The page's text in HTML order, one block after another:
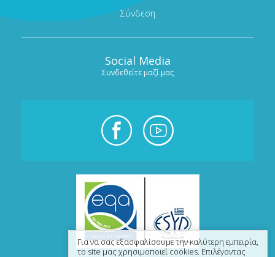
Σύνδεση
Social Media
Συνδεθείτε μαζί μας
Για να σας εξασφαλίσουμε την καλύτερη εμπειρία,
το site μας χρησιμοποιεί cookies. Επιλέγοντας